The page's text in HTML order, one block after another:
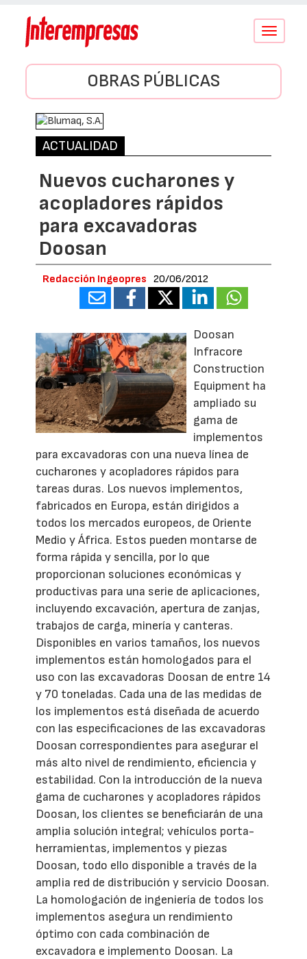
Conmutar
OBRAS PÚBLICAS
ACTUALIDAD
Nuevos cucharones y
acopladores rápidos
para excavadoras
Doosan
Redacción Ingeopres 20/06/2012
Doosan
Infracore
Construction
Equipment ha
ampliado su
gama de
implementos
para excavadoras con una nueva línea de
cucharones y acopladores rápidos para
tareas duras. Los nuevos implementos,
fabricados en Europa, están dirigidos a
todos los mercados europeos, de Oriente
Medio y África. Estos pueden montarse de
forma rápida y sencilla, por lo que
proporcionan soluciones económicas y
productivas para una serie de aplicaciones,
incluyendo excavación, apertura de zanjas,
trabajos de carga, minería y canteras.
Disponibles en varios tamaños, los nuevos
implementos están homologados para el
uso con las excavadoras Doosan de entre 14
y 70 toneladas. Cada una de las medidas de
los implementos está diseñada de acuerdo
con las especificaciones de las excavadoras
Doosan correspondientes para asegurar el
más alto nivel de rendimiento, eficiencia y
estabilidad. Con la introducción de la nueva
gama de cucharones y acopladores rápidos
Doosan, los clientes se beneficiarán de una
amplia solución integral; vehículos porta-
herramientas, implementos y piezas
Doosan, todo ello disponible a través de la
amplia red de distribución y servicio Doosan.
La homologación de ingeniería de todos los
implementos asegura un rendimiento
óptimo con cada combinación de
excavadora e implemento Doosan. La